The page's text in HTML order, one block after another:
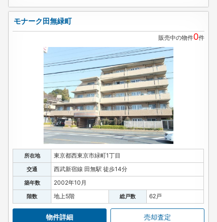
モナーク田無緑町
販売中の物件0件
所在地 東京都西東京市緑町1丁目
交通 西武新宿線 田無駅 徒歩14分
築年数 2002年10月
階数 地上5階 総戸数 62戸
物件詳細 売却査定